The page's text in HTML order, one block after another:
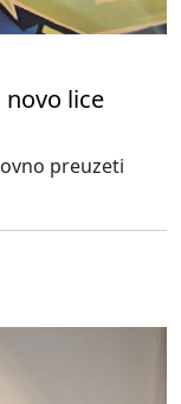
novo lice
preuzeti